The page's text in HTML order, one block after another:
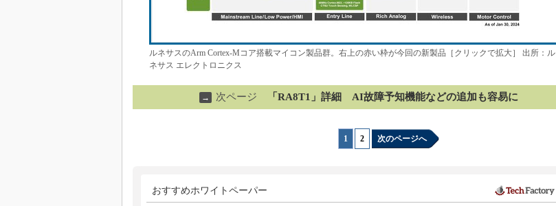
ルネサスのArm Cortex-Mコア搭載マイコン製品群。右上の赤い枠が今回の新製品［クリックで拡大］ 出所：ル
ネサス エレクトロニクス
→ 次ページ 「RA8T1」詳細 AI故障予知機能などの追加も容易に
1 2 次のページへ
おすすめホワイトペーパー